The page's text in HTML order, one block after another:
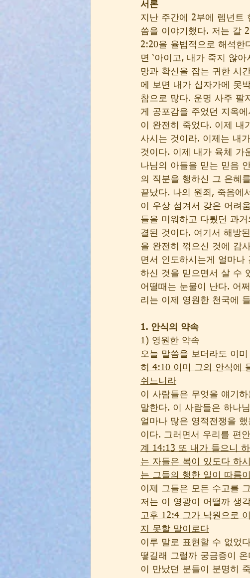
서론
지난 주간에 2부에 렘넌트
씀을 이야기했다. 저는 갈
2:20을 율법적으로 해석한
면 ‘아이고, 내가 죽지 않
망과 확신을 잡는 귀한 시
에 보면 내가 십자가에 못
참으로 많다. 운명 사주 팔
게 공포감을 주었던 지옥
이 완전히 죽었다. 이제 내
사시는 것이라. 이제는 내
것이다. 이제 내가 육체 가
나님의 아들을 믿는 믿음
의 직분을 행하신 그 은혜
끝났다. 나의 원죄, 죽음에
이 우상 섬겨서 갖은 어려
들을 미워하고 다퉜던 과
결된 것이다. 여기서 해방
을 완전히 꺾으신 것에 감
면서 인도하시는게 얼마나
하신 것을 믿으면서 살 수
어떨때는 눈물이 난다. 어
리는 이제 영원한 천국에
1. 안식의 약속
1) 영원한 약속
오늘 말씀을 보더라도 이
히 4:10 이미 그의 안식에
쉬느니라
이 사람들은 무엇을 얘기
말한다. 이 사람들은 하나
얼마나 많은 영적전쟁을
이다. 그러면서 우리를 편
계 14:13 또 내가 들으니
는 자들은 복이 있도다 하
는 그들의 행한 일이 따름
이제 그들은 모든 수고를
저는 이 영광이 어떨까 생
고후 12:4 그가 낙원으로
지 못할 말이로다
이루 말로 표현할 수 없었
떻길래 그럴까 궁금증이
이 만났던 분들이 분명히